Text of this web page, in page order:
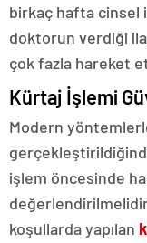
birkaç hafta cinsel
doktorun verdiği
çok fazla hareket
Kürtaj İşlemi
Modern
işlem öncesinde
koşullarda yapılan